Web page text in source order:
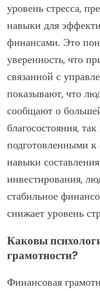
уровень стресса,
навыки для
финансами. Это
уверенность, что
связанной с
показывают, что
сообщают о
благосостояния,
подготовленными
навыки
инвестирования,
стабильное
снижает уровень
Каковы
грамотности?
Финансовая